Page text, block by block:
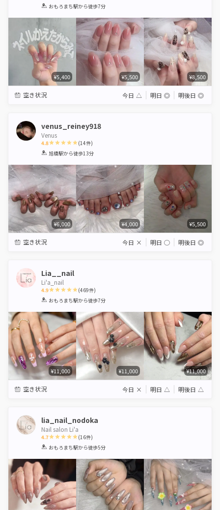
1 2 3 4 5
おもろまち駅から徒歩7分
¥5,400 ¥5,500 ¥8,500
空き状況 今日 △ 明日 ◎ 明後日 ◎
venus_reiney918
Venus
4.8
1 2 3 4 5
(14件)
旭橋駅から徒歩13分
¥6,000 ¥4,000 ¥5,500
空き状況 今日 × 明日 ◯ 明後日 ◎
Lia__nail
Li'a_nail
4.9
1 2 3 4 5
(469件)
おもろまち駅から徒歩7分
¥11,000 ¥11,000 ¥11,000
空き状況 今日 × 明日 △ 明後日 △
lia_nail_nodoka
Nail salon Li'a
4.7
1 2 3 4 5
(16件)
おもろまち駅から徒歩5分